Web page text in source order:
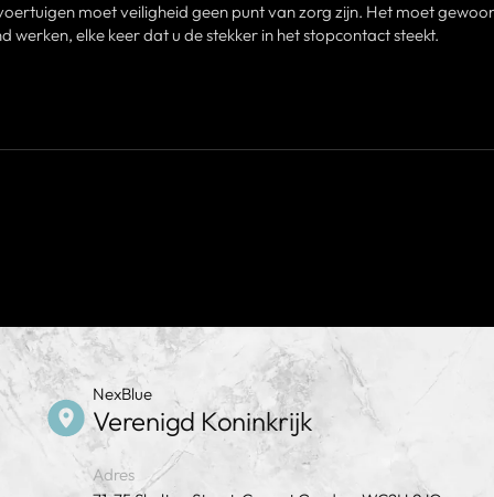
moet veiligheid geen punt van zorg zijn. Het moet
werken, elke keer dat u de stekker in het stopcontact steekt.
NexBlue
Verenigd Koninkrijk
Adres